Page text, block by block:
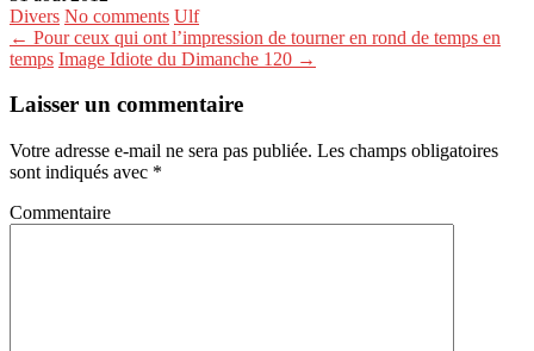
Divers No comments Ulf
← Pour ceux qui ont l’impression de tourner en rond de temps en
temps Image Idiote du Dimanche 120 →
Laisser un commentaire
Votre adresse e-mail ne sera pas publiée. Les champs obligatoires
sont indiqués avec *
Commentaire